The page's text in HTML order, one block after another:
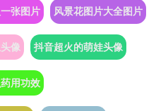
张图片 风景花图片大全图片
像 抖音超火的萌娃头像
用功效